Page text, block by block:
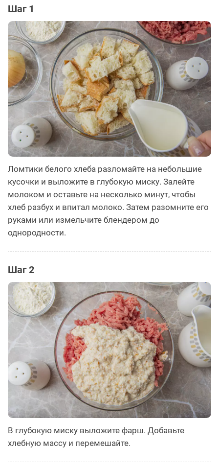
Шаг 1
Ломтики белого хлеба разломайте на небольшие
кусочки и выложите в глубокую миску. Залейте
молоком и оставьте на несколько минут, чтобы
хлеб разбух и впитал молоко. Затем разомните его
руками или измельчите блендером до
однородности.
Шаг 2
В глубокую миску выложите фарш. Добавьте
хлебную массу и перемешайте.